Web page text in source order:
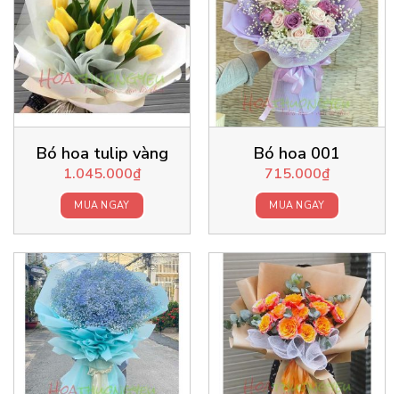
Bó hoa tulip vàng
1.045.000₫
MUA NGAY
Bó hoa 001
715.000₫
MUA NGAY